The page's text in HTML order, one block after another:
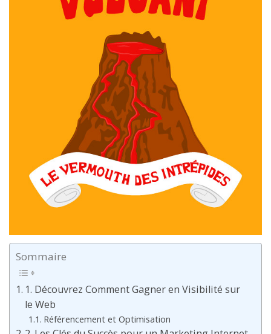
Sommaire
1. Découvrez Comment Gagner en Visibilité sur
le Web
Référencement et Optimisation